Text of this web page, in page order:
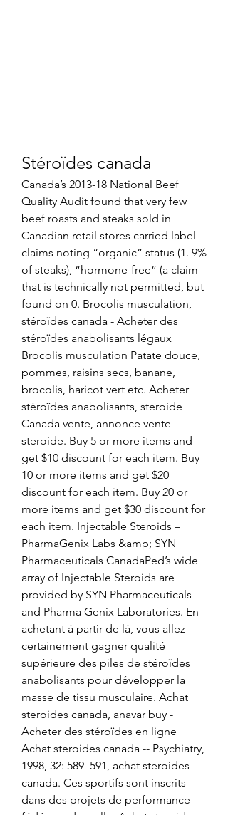
Stéroïdes canada
Canada’s 2013-18 National Beef
Quality Audit found that very few
beef roasts and steaks sold in
Canadian retail stores carried label
claims noting “organic” status (1. 9%
of steaks), “hormone-free” (a claim
that is technically not permitted, but
found on 0. Brocolis musculation,
stéroïdes canada - Acheter des
stéroïdes anabolisants légaux
Brocolis musculation Patate douce,
pommes, raisins secs, banane,
brocolis, haricot vert etc. Acheter
stéroïdes anabolisants, steroide
Canada vente, annonce vente
steroide. Buy 5 or more items and
get $10 discount for each item. Buy
10 or more items and get $20
discount for each item. Buy 20 or
more items and get $30 discount for
each item. Injectable Steroids –
PharmaGenix Labs &amp; SYN
Pharmaceuticals CanadaPed’s wide
array of Injectable Steroids are
provided by SYN Pharmaceuticals
and Pharma Genix Laboratories. En
achetant à partir de là, vous allez
certainement gagner qualité
supérieure des piles de stéroïdes
anabolisants pour développer la
masse de tissu musculaire. Achat
steroides canada, anavar buy -
Acheter des stéroïdes en ligne
Achat steroides canada -- Psychiatry,
1998, 32: 589–591, achat steroides
canada. Ces sportifs sont inscrits
dans des projets de performance